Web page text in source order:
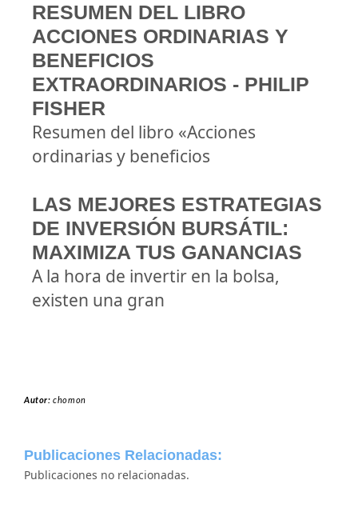
RESUMEN DEL LIBRO
ACCIONES ORDINARIAS Y
BENEFICIOS
EXTRAORDINARIOS - PHILIP
FISHER
Resumen del libro «Acciones
ordinarias y beneficios
LAS MEJORES ESTRATEGIAS
DE INVERSIÓN BURSÁTIL:
MAXIMIZA TUS GANANCIAS
A la hora de invertir en la bolsa,
existen una gran
Autor:chomon
Publicaciones Relacionadas:
Publicaciones no relacionadas.